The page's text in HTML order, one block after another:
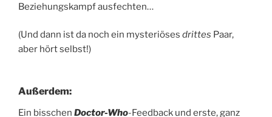
Beziehungskampf ausfechten…
(Und dann ist da noch ein mysteriöses drittes Paar,
aber hört selbst!)
Außerdem:
Ein bisschen Doctor-Who-Feedback und erste, ganz